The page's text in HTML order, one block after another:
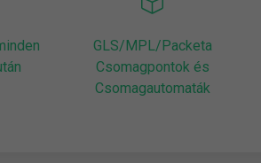
GLS/MPL/Packeta
Csomagpontok és
Csomagautomaták